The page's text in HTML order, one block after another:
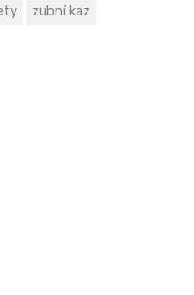
zubní kaz